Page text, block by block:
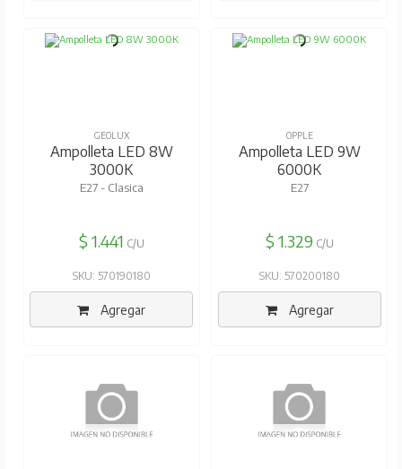
GEOLUX
Ampolleta LED 8W
3000K
E27 - Clasica
$ 1.441 C/U
SKU: 570190180
Agregar
OPPLE
Ampolleta LED 9W
6000K
E27
$ 1.329 C/U
SKU: 570200180
Agregar